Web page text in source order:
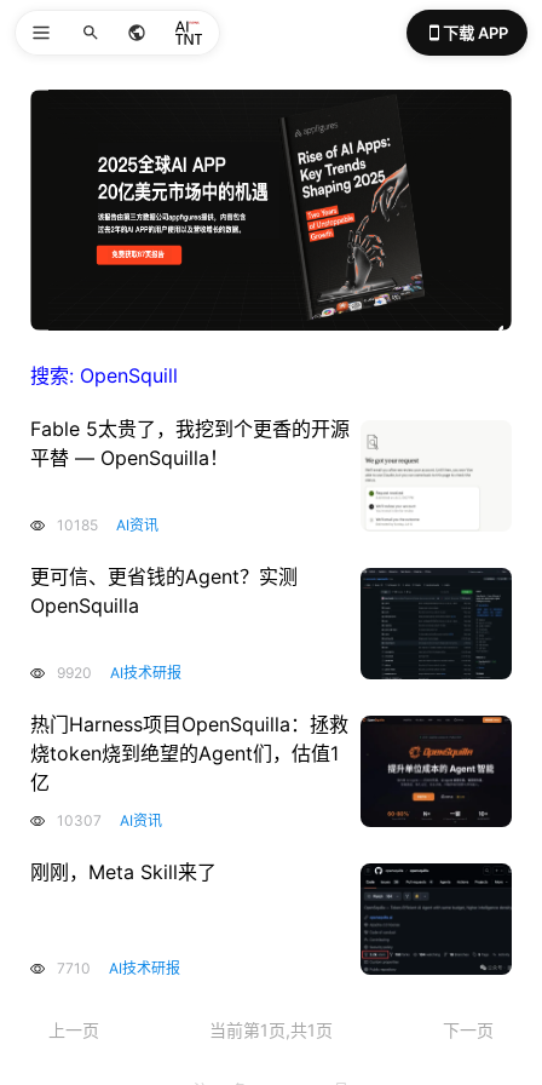
下载 APP
搜索: OpenSquill
Fable 5太贵了，我挖到个更香的开源
平替 — OpenSquilla！
10185 AI资讯
更可信、更省钱的Agent？实测
OpenSquilla
9920 AI技术研报
热门Harness项目OpenSquilla：拯救
烧token烧到绝望的Agent们，估值1
亿
10307 AI资讯
刚刚，Meta Skill来了
7710 AI技术研报
上一页 当前第1页,共1页 下一页